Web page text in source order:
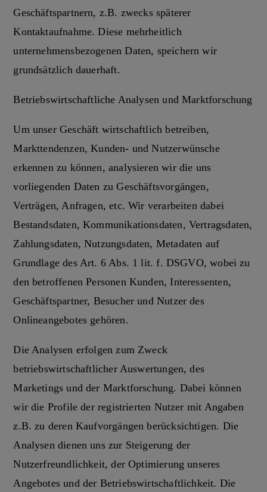
Geschäftspartnern, z.B. zwecks späterer
Kontaktaufnahme. Diese mehrheitlich
unternehmensbezogenen Daten, speichern wir
grundsätzlich dauerhaft.
Betriebswirtschaftliche Analysen und Marktforschung
Um unser Geschäft wirtschaftlich betreiben,
Markttendenzen, Kunden- und Nutzerwünsche
erkennen zu können, analysieren wir die uns
vorliegenden Daten zu Geschäftsvorgängen,
Verträgen, Anfragen, etc. Wir verarbeiten dabei
Bestandsdaten, Kommunikationsdaten, Vertragsdaten,
Zahlungsdaten, Nutzungsdaten, Metadaten auf
Grundlage des Art. 6 Abs. 1 lit. f. DSGVO, wobei zu
den betroffenen Personen Kunden, Interessenten,
Geschäftspartner, Besucher und Nutzer des
Onlineangebotes gehören.
Die Analysen erfolgen zum Zweck
betriebswirtschaftlicher Auswertungen, des
Marketings und der Marktforschung. Dabei können
wir die Profile der registrierten Nutzer mit Angaben
z.B. zu deren Kaufvorgängen berücksichtigen. Die
Analysen dienen uns zur Steigerung der
Nutzerfreundlichkeit, der Optimierung unseres
Angebotes und der Betriebswirtschaftlichkeit. Die